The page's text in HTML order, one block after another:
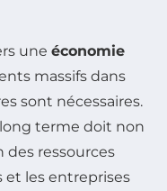
une économie
massifs dans
sont nécessaires.
terme doit non
des ressources
et les entreprises